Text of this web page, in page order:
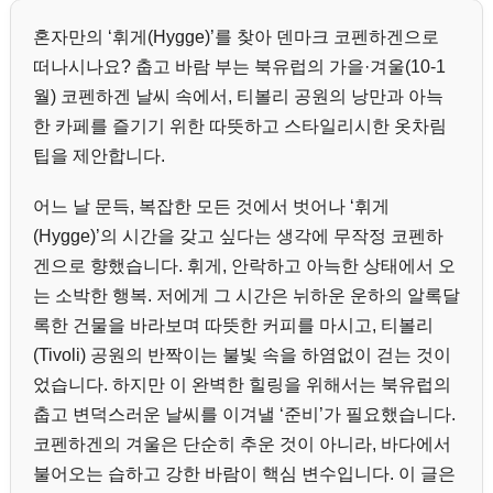
혼자만의 ‘휘게(Hygge)’를 찾아 덴마크 코펜하겐으로
떠나시나요? 춥고 바람 부는 북유럽의 가을·겨울(10-1
월) 코펜하겐 날씨 속에서, 티볼리 공원의 낭만과 아늑
한 카페를 즐기기 위한 따뜻하고 스타일리시한 옷차림
팁을 제안합니다.
어느 날 문득, 복잡한 모든 것에서 벗어나 ‘휘게
(Hygge)’의 시간을 갖고 싶다는 생각에 무작정 코펜하
겐으로 향했습니다. 휘게, 안락하고 아늑한 상태에서 오
는 소박한 행복. 저에게 그 시간은 뉘하운 운하의 알록달
록한 건물을 바라보며 따뜻한 커피를 마시고, 티볼리
(Tivoli) 공원의 반짝이는 불빛 속을 하염없이 걷는 것이
었습니다. 하지만 이 완벽한 힐링을 위해서는 북유럽의
춥고 변덕스러운 날씨를 이겨낼 ‘준비’가 필요했습니다.
코펜하겐의 겨울은 단순히 추운 것이 아니라, 바다에서
불어오는 습하고 강한 바람이 핵심 변수입니다. 이 글은